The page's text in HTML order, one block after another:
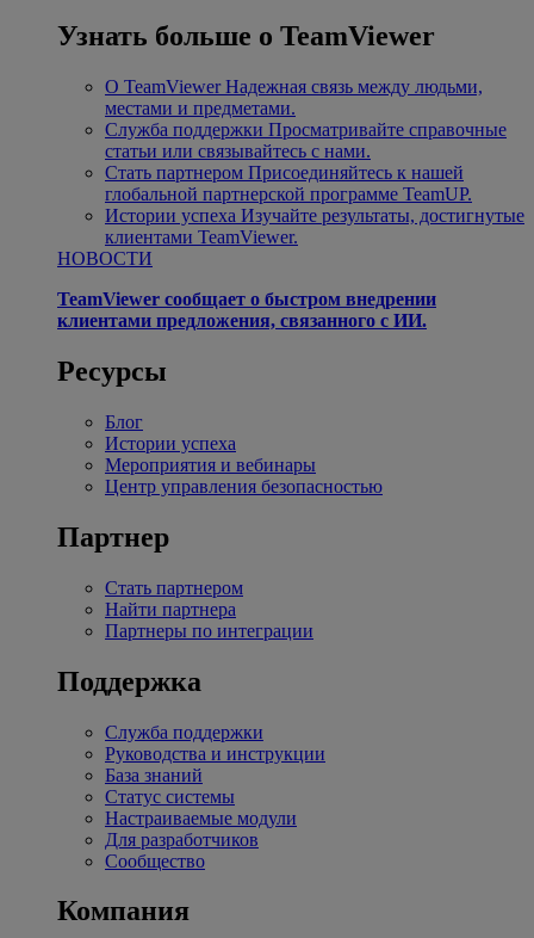
Узнать больше о TeamViewer
О TeamViewer Надежная связь между людьми,
местами и предметами.
Служба поддержки Просматривайте справочные
статьи или связывайтесь с нами.
Стать партнером Присоединяйтесь к нашей
глобальной партнерской программе TeamUP.
Истории успеха Изучайте результаты, достигнутые
клиентами TeamViewer.
НОВОСТИ
TeamViewer сообщает о быстром внедрении
клиентами предложения, связанного с ИИ.
Ресурсы
Блог
Истории успеха
Мероприятия и вебинары
Центр управления безопасностью
Партнер
Стать партнером
Найти партнера
Партнеры по интеграции
Поддержка
Служба поддержки
Руководства и инструкции
База знаний
Статус системы
Настраиваемые модули
Для разработчиков
Сообщество
Компания